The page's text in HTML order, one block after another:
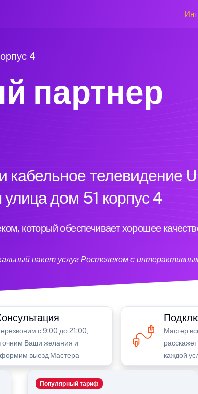
4
партнер
телевидение
дом 51 корпус 4
который обеспечивает хорошее
пакет услуг Ростелеком с
с 9:00 до 21:00,
Ваши желания и
выезд Мастера
Мастер
каждой
Популярный тариф